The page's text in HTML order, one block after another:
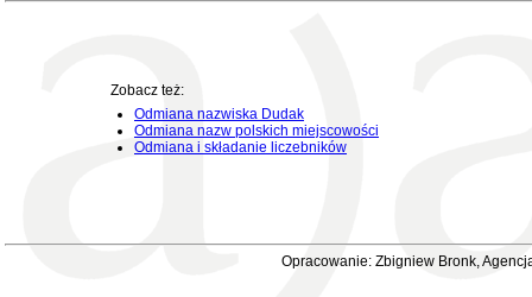
Zobacz też:
Odmiana nazwiska Dudak
Odmiana nazw polskich miejscowości
Odmiana i składanie liczebników
Opracowanie: Zbigniew Bronk,